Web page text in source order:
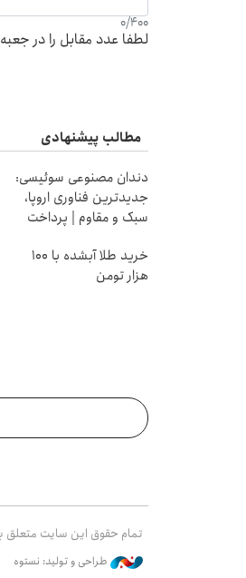
0/400
لطفا عدد مقابل را در
مطالب پیشنهادی
دندان مصنوعی سوئیسی:
جدیدترین فناوری اروپا،
سبک و مقاوم | پرداخت
خرید طلا آبشده با 100
هزار تومن
تمام حقوق این سایت متعلق
طراحی و تولید: نستوه